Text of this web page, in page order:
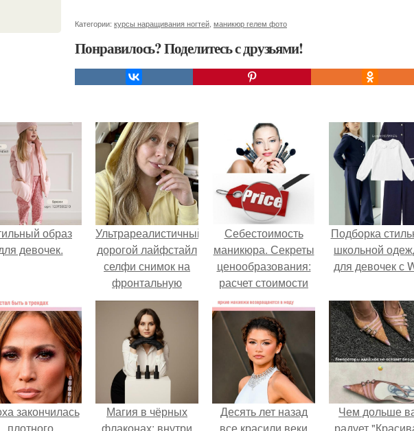
Категории: курсы наращивания ногтей маникюр гелем фото
Понравилось? Поделитесь с друзьями!
образ
девочек.
Ультрареалистичный
дорогой лайфстайл
селфи снимок на
фронтальную
камеру.
Себестоимость
маникюра. Секреты
ценообразования:
расчет стоимости
услуг (Beautyday.
Подборка
школьной
для девочек с
закончилась
Магия в чёрных
Десять лет назад
Чем дольше